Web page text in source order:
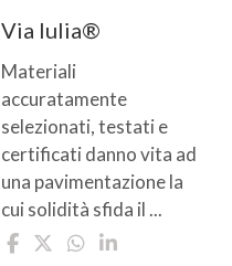
Via Iulia®
Materiali
accuratamente
selezionati, testati e
certificati danno vita ad
una pavimentazione la
cui solidità sfida il ...